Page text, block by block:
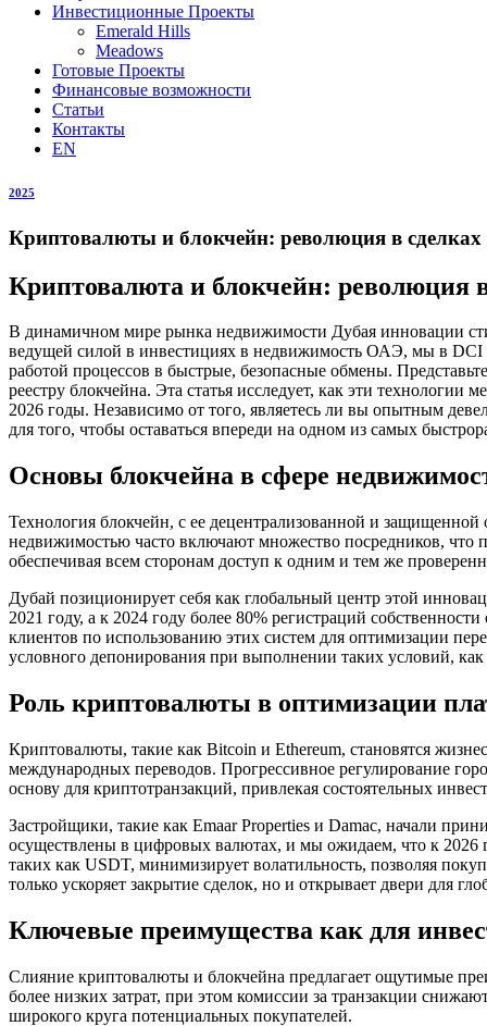
Инвестиционные Проекты
Emerald Hills
Meadows
Готовые Проекты
Финансовые возможности
Статьи
Контакты
EN
2025
Криптовалюты и блокчейн: революция в
Криптовалюта и блокчейн: революция
В динамичном мире рынка недвижимости Дубая инновации
ведущей силой в инвестициях в недвижимость ОАЭ, мы в DCI
работой процессов в быстрые, безопасные обмены.
реестру блокчейна. Эта статья исследует, как эти
2026 годы. Независимо от того, являетесь ли вы опытным
для того, чтобы оставаться впереди на одном из самых
Основы блокчейна в сфере
Технология блокчейн, с ее децентрализованной и
недвижимостью часто включают множество посредников, что
обеспечивая всем сторонам доступ к одним и тем же
Дубай позиционирует себя как глобальный центр этой
2021 году, а к 2024 году более 80% регистраций
клиентов по использованию этих систем для оптимизации
условного депонирования при выполнении таких условий,
Роль криптовалюты в оптимизации
Криптовалюты, такие как Bitcoin и Ethereum, становятся
международных переводов. Прогрессивное регулирование
основу для криптотранзакций, привлекая состоятельных
Застройщики, такие как Emaar Properties и Damac, начали
осуществлены в цифровых валютах, и мы ожидаем, что к 2026
таких как USDT, минимизирует волатильность, позволяя
только ускоряет закрытие сделок, но и открывает двери для
Ключевые преимущества как для
Слияние криптовалюты и блокчейна предлагает ощутимые
более низких затрат, при этом комиссии за транзакции
широкого круга потенциальных покупателей.